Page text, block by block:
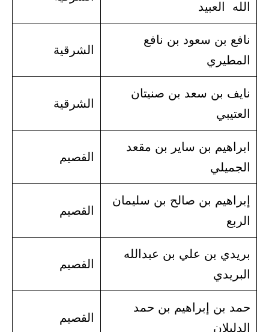
الله العبيد
نافع بن سعود بن نافع
المطيري
الشرقية
نايف بن سعد بن صنيتان
العتيبي
الشرقية
ابراهيم بن ساير بن مقعد
الجميلي
القصيم
إبراهيم بن صالح بن سليمان
الربع
القصيم
بريدي بن علي بن عبدالله
البريدي
القصيم
حمد بن إبراهيم بن حمد
الدليلان
القصيم